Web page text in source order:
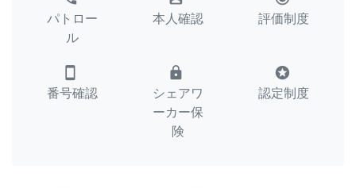
パトロー
ル
本人確認 評価制度
smartphone
番号確認
lock
シェアワ
ーカー保
険
stars
認定制度